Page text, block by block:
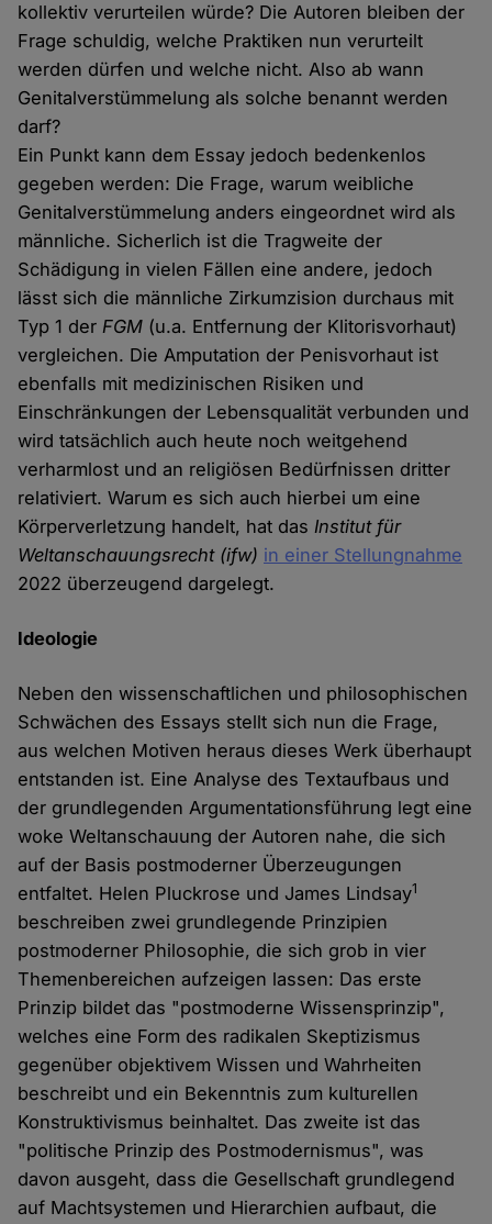
kollektiv verurteilen würde? Die Autoren bleiben der
Frage schuldig, welche Praktiken nun verurteilt
werden dürfen und welche nicht. Also ab wann
Genitalverstümmelung als solche benannt werden
darf?
Ein Punkt kann dem Essay jedoch bedenkenlos
gegeben werden: Die Frage, warum weibliche
Genitalverstümmelung anders eingeordnet wird als
männliche. Sicherlich ist die Tragweite der
Schädigung in vielen Fällen eine andere, jedoch
lässt sich die männliche Zirkumzision durchaus mit
Typ 1 derFGM (u.a. Entfernung der Klitorisvorhaut)
vergleichen. Die Amputation der Penisvorhaut ist
ebenfalls mit medizinischen Risiken und
Einschränkungen der Lebensqualität verbunden und
wird tatsächlich auch heute noch weitgehend
verharmlost und an religiösen Bedürfnissen dritter
relativiert. Warum es sich auch hierbei um eine
Körperverletzung handelt, hat dasInstitut für
Weltanschauungsrecht (ifw) in einer Stellungnahme
2022 überzeugend dargelegt.
Ideologie
Neben den wissenschaftlichen und philosophischen
Schwächen des Essays stellt sich nun die Frage,
aus welchen Motiven heraus dieses Werk überhaupt
entstanden ist. Eine Analyse des Textaufbaus und
der grundlegenden Argumentationsführung legt eine
woke Weltanschauung der Autoren nahe, die sich
auf der Basis postmoderner Überzeugungen
entfaltet. Helen Pluckrose und James Lindsay1
beschreiben zwei grundlegende Prinzipien
postmoderner Philosophie, die sich grob in vier
Themenbereichen aufzeigen lassen: Das erste
Prinzip bildet das "postmoderne Wissensprinzip",
welches eine Form des radikalen Skeptizismus
gegenüber objektivem Wissen und Wahrheiten
beschreibt und ein Bekenntnis zum kulturellen
Konstruktivismus beinhaltet. Das zweite ist das
"politische Prinzip des Postmodernismus", was
davon ausgeht, dass die Gesellschaft grundlegend
auf Machtsystemen und Hierarchien aufbaut, die